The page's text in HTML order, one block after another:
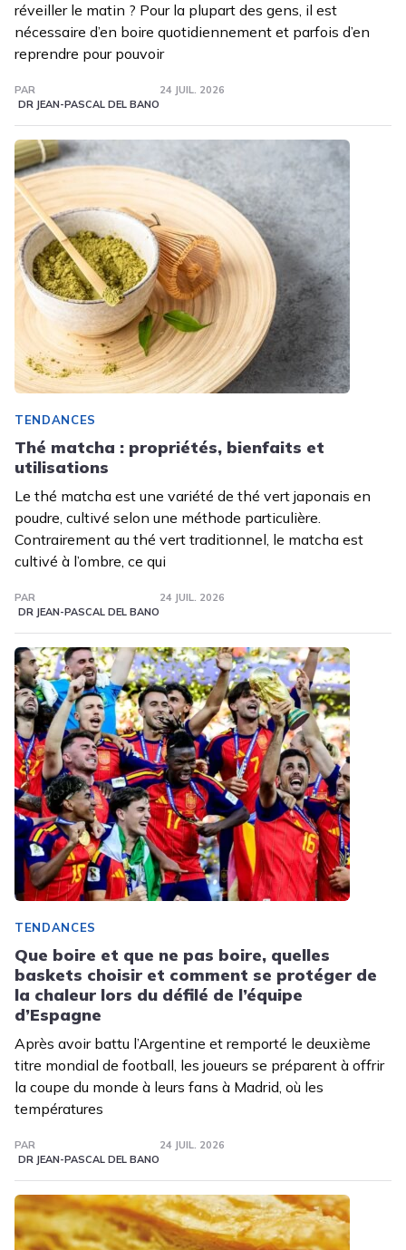
réveiller le matin ? Pour la plupart des gens, il est
nécessaire d’en boire quotidiennement et parfois d’en
reprendre pour pouvoir
PAR
DR JEAN-PASCAL DEL BANO
24 JUIL. 2026
TENDANCES
Thé matcha : propriétés, bienfaits et
utilisations
Le thé matcha est une variété de thé vert japonais en
poudre, cultivé selon une méthode particulière.
Contrairement au thé vert traditionnel, le matcha est
cultivé à l’ombre, ce qui
PAR
DR JEAN-PASCAL DEL BANO
24 JUIL. 2026
TENDANCES
Que boire et que ne pas boire, quelles
baskets choisir et comment se protéger de
la chaleur lors du défilé de l’équipe
d’Espagne
Après avoir battu l’Argentine et remporté le deuxième
titre mondial de football, les joueurs se préparent à offrir
la coupe du monde à leurs fans à Madrid, où les
températures
PAR
DR JEAN-PASCAL DEL BANO
24 JUIL. 2026